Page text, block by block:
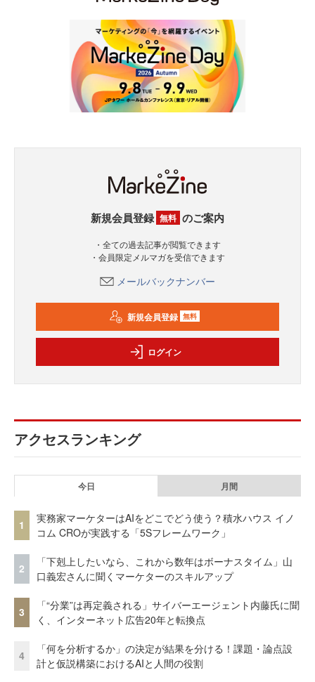
新規会員登録 無料 のご案内
・全ての過去記事が閲覧できます
・会員限定メルマガを受信できます
メールバックナンバー
新規会員登録 無料
ログイン
アクセスランキング
今日 月間
1
実務家マーケターはAIをどこでどう使う？積水ハウス イノ
コム CROが実践する「5Sフレームワーク」
2
「下剋上したいなら、これから数年はボーナスタイム」山
口義宏さんに聞くマーケターのスキルアップ
3
「“分業”は再定義される」サイバーエージェント内藤氏に聞
く、インターネット広告20年と転換点
4
「何を分析するか」の決定が結果を分ける！課題・論点設
計と仮説構築におけるAIと人間の役割